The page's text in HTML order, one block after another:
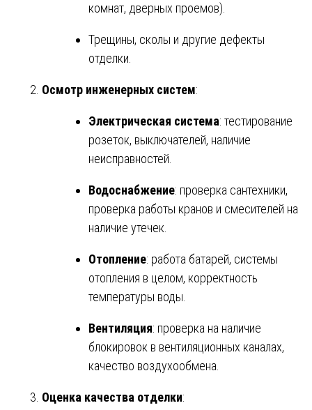
комнат, дверных проемов).
Трещины, сколы и другие дефекты
отделки.
Осмотр инженерных систем:
Электрическая система: тестирование
розеток, выключателей, наличие
неисправностей.
Водоснабжение: проверка сантехники,
проверка работы кранов и смесителей на
наличие утечек.
Отопление: работа батарей, системы
отопления в целом, корректность
температуры воды.
Вентиляция: проверка на наличие
блокировок в вентиляционных каналах,
качество воздухообмена.
Оценка качества отделки: